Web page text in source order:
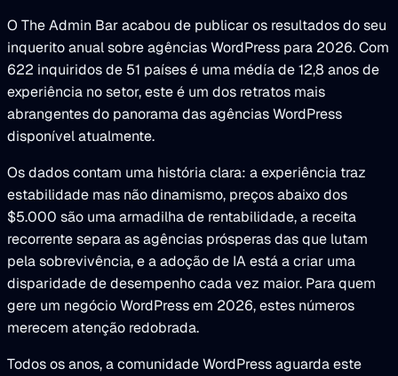
O The Admin Bar acabou de publicar os resultados do seu
inquerito anual sobre agências WordPress para 2026. Com
622 inquiridos de 51 países é uma médía de 12,8 anos de
experiência no setor, este é um dos retratos mais
abrangentes do panorama das agências WordPress
disponível atualmente.
Os dados contam uma história clara: a experiência traz
estabilidade mas não dinamismo, preços abaixo dos
$5.000 são uma armadilha de rentabilidade, a receita
recorrente separa as agências prósperas das que lutam
pela sobrevivência, e a adoção de IA está a criar uma
disparidade de desempenho cada vez maior. Para quem
gere um negócio WordPress em 2026, estes números
merecem atenção redobrada.
Todos os anos, a comunidade WordPress aguarda este